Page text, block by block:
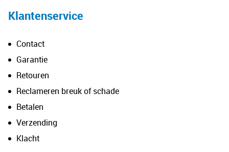
Klantenservice
Contact
Garantie
Retouren
Reclameren breuk of schade
Betalen
Verzending
Klacht